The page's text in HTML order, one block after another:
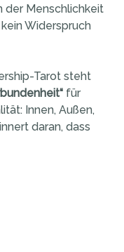
der Menschlichkeit
Widerspruch
Tarot steht
für
Innen, Außen,
daran, dass